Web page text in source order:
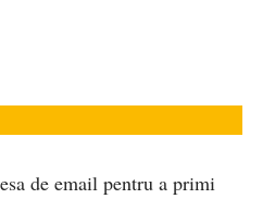
de email pentru a primi